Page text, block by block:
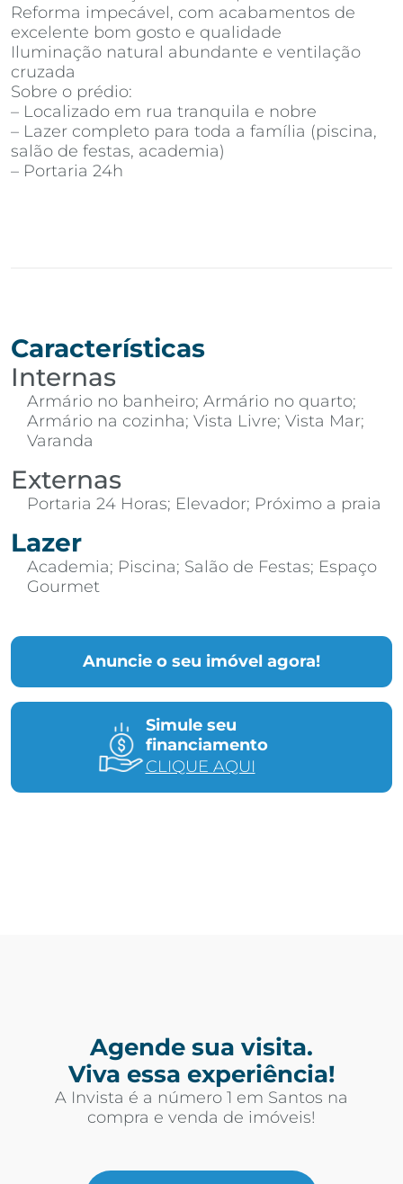
Reforma impecável, com acabamentos de
excelente bom gosto e qualidade
Iluminação natural abundante e ventilação
cruzada
Sobre o prédio:
– Localizado em rua tranquila e nobre
– Lazer completo para toda a família (piscina,
salão de festas, academia)
– Portaria 24h
Anuncie o seu imóvel agora!
Simule seu
financiamento
CLIQUE AQUI
Características
Internas
Armário no banheiro; Armário no quarto;
Armário na cozinha; Vista Livre; Vista Mar;
Varanda
Externas
Portaria 24 Horas; Elevador; Próximo a praia
Lazer
Academia; Piscina; Salão de Festas; Espaço
Gourmet
Agende sua visita.
Viva essa experiência!
A Invista é a número 1 em Santos na
compra e venda de imóveis!